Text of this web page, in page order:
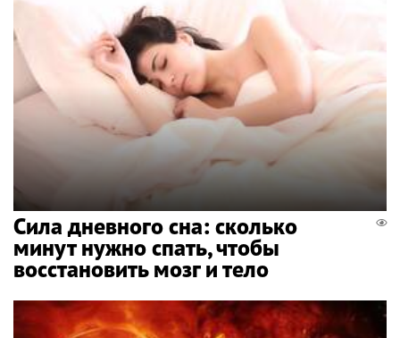
Сила дневного сна: сколько
минут нужно спать, чтобы
восстановить мозг и тело